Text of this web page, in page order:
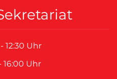
12:30 Uhr
16:00 Uhr